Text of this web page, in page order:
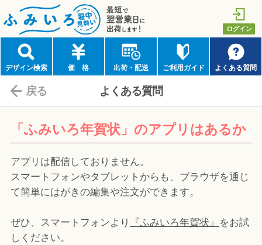
ふみいろ年賀状（暑中見舞い）
最短で翌営業日に出荷します！
ログイン
デザイン検索 価 格 出荷・配送 ご利用ガイド よくある質問
よくある質問
戻る
「ふみいろ年賀状」のアプリはあるか
アプリは配信しておりません。
スマートフォンやタブレットからも、ブラウザを通じ
て簡単にはがきの編集や注文ができます。
ぜひ、スマートフォンより 『ふみいろ年賀状』
をお試
しください。